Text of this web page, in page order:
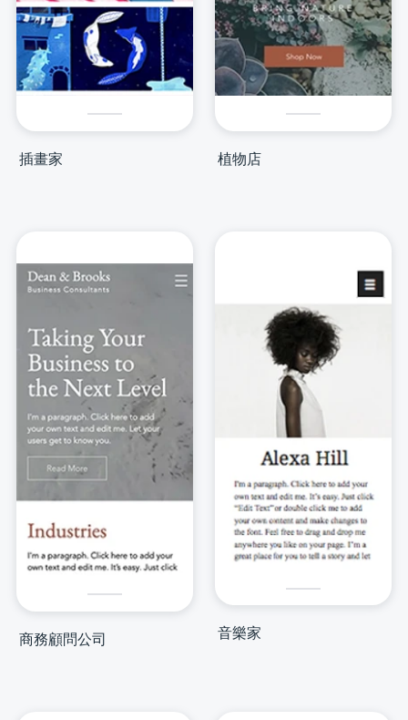
插畫家 植物店
商務顧問公司 音樂家